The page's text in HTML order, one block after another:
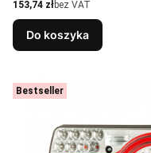
Cena
153,74 złbez VAT
Do koszyka
Bestseller